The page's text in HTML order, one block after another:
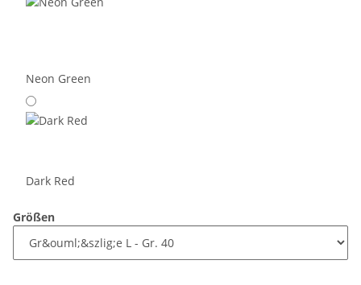
Neon Green
Dark Red
Größen